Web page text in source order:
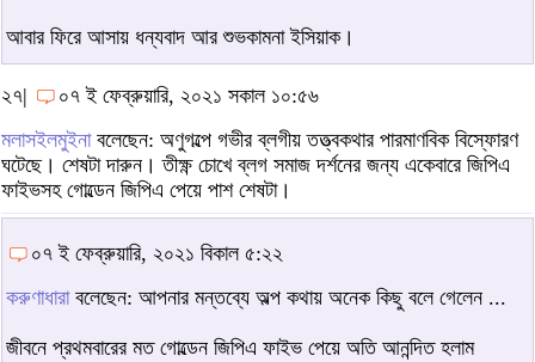
আবার ফিরে আসায় ধন্যবাদ আর শুভকামনা ইসিয়াক।
২৭|
০৭ ই ফেব্রুয়ারি, ২০২১ সকাল ১০:৫৬
মলাসইলমুইনাবলেছেন: অণুগল্পে গভীর ব্লগীয় তত্ত্বকথার পারমাণবিক বিস্ফোরণ
ঘটেছে। শেষটা দারুন। তীক্ষ্ণ চোখে ব্লগ সমাজ দর্শনের জন্য একেবারে জিপিএ
ফাইভসহ গোল্ডেন জিপিএ পেয়ে পাশ শেষটা।
০৭ ই ফেব্রুয়ারি, ২০২১ বিকাল ৫:২২
করুণাধারাবলেছেন: আপনার মন্তব্যে অল্প কথায় অনেক কিছু বলে গেলেন ...
জীবনে প্রথমবারের মত গোল্ডেন জিপিএ ফাইভ পেয়ে অতি আনন্দিত হলাম